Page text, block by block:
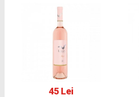
45 Lei